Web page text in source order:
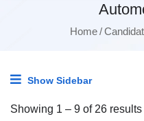
Home
Show Sidebar
Showing 1 – 9 of 26 results